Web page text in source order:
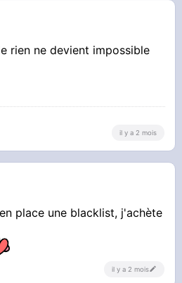
basique qui masque
le contenu de la
n'existait pas, en
modes :
pas les messages
rien ne devient impossible
il y a 2 mois
place une blacklist, j'achète
il y a 2 mois